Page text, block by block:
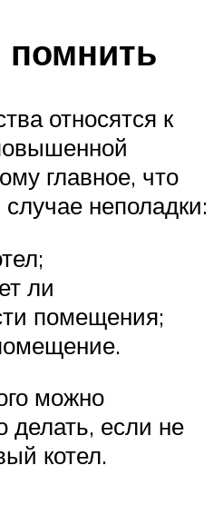
относятся к
главное, что
неполадки:
ли
помещения;
можно
делать, если не
котел.